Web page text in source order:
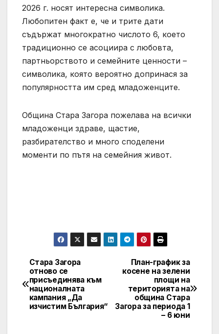
2026 г. носят интересна символика.
Любопитен факт е, че и трите дати
съдържат многократно числото 6, което
традиционно се асоциира с любовта,
партньорството и семейните ценности –
символика, която вероятно допринася за
популярността им сред младоженците.
Община Стара Загора пожелава на всички
младоженци здраве, щастие,
разбирателство и много споделени
моменти по пътя на семейния живот.
Post
navigation
План-график за
косене на зелени
площи на
територията на
община Стара
Загора за периода 1
– 6 юни
Стара Загора
отново се
присъединява към
националната
кампания „Да
изчистим България“